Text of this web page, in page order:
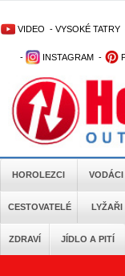
VIDEO - VYSOKÉ TATRY
- INSTAGRAM -
HOROLEZCI VODÁCI
CESTOVATELÉ LYŽAŘI
ZDRAVÍ JÍDLO A PITÍ